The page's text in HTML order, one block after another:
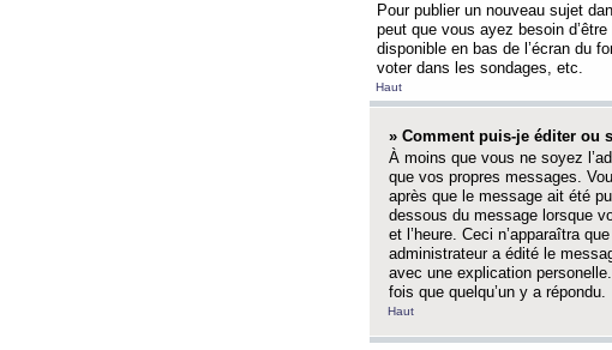
Pour publier un nouveau sujet
peut que vous ayez besoin
disponible en bas de l’écran du
voter dans les sondages, etc.
Haut
» Comment puis-je éditer ou
À moins que vous ne soyez
que vos propres messages.
après que le message ait été
dessous du message lorsque
et l’heure. Ceci n’apparaîtra
administrateur a édité le
avec une explication
fois que quelqu’un y a répondu.
Haut